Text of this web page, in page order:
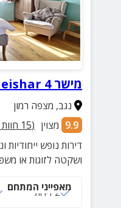
מישר 4 Meishar
נגב, מצפה רמון
9.9 מצוין (
15
דירות נופש
ושקטה לזוגות או
מאפייני המתחם
2 דירות